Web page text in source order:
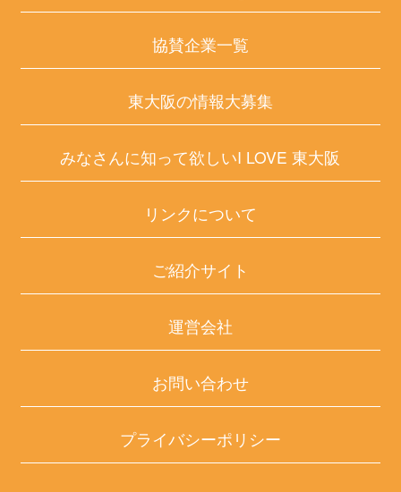
協賛企業一覧
東大阪の情報大募集
みなさんに知って欲しいI LOVE 東大阪
リンクについて
ご紹介サイト
運営会社
お問い合わせ
プライバシーポリシー